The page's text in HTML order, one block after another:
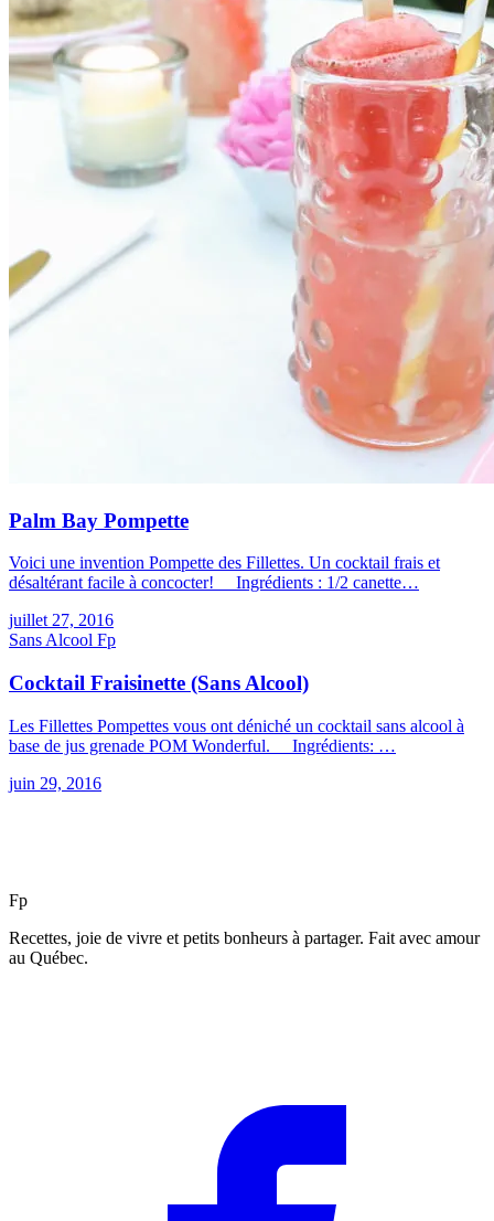
Palm Bay Pompette
Voici une invention Pompette des Fillettes. Un cocktail frais et
désaltérant facile à concocter! Ingrédients : 1/2 canette…
juillet 27, 2016
Sans Alcool Fp
Cocktail Fraisinette (Sans Alcool)
Les Fillettes Pompettes vous ont déniché un cocktail sans alcool à
base de jus grenade POM Wonderful. Ingrédients: …
juin 29, 2016
Fp
Recettes, joie de vivre et petits bonheurs à partager. Fait avec amour
au Québec.